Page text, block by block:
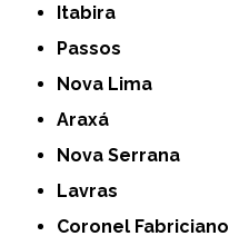
Itabira
Passos
Nova Lima
Araxá
Nova Serrana
Lavras
Coronel Fabriciano